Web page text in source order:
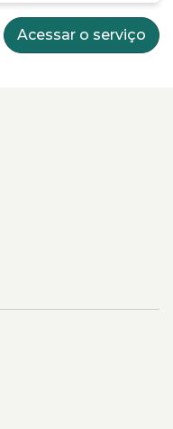
Acessar o serviço